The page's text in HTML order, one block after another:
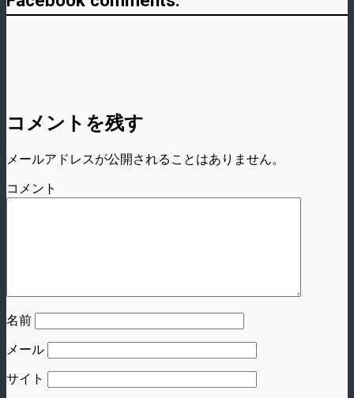
コメントを残す
メールアドレスが公開されることはありません。
コメント
名前
メール
サイト